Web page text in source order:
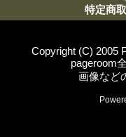
特定商
Copyright (C) 2005
pageroom
画像など